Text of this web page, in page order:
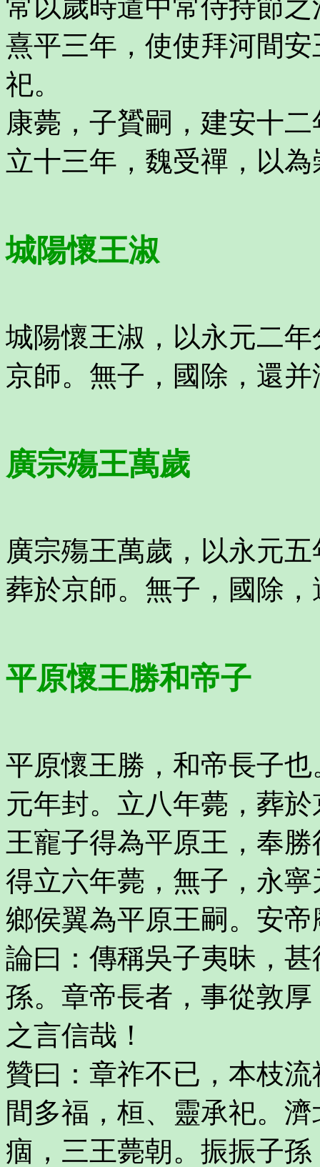
常以歲時遣中常侍持節
熹平三年，使使拜河間
祀。
康薨，子贇嗣，建安十
立十三年，魏受禪，以
城陽懷王淑
城陽懷王淑，以永元二
京師。無子，國除，還并
廣宗殤王萬歲
廣宗殤王萬歲，以永元
葬於京師。無子，國除
平原懷王勝和帝子
平原懷王勝，和帝長子
元年封。立八年薨，葬
王寵子得為平原王，奉
得立六年薨，無子，永
鄉侯翼為平原王嗣。安
論曰：傳稱吳子夷昧，
孫。章帝長者，事從敦
之言信哉！
贊曰：章祚不已，本枝
間多福，桓、靈承祀。
痼，三王薨朝。振振子